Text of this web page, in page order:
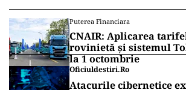
Puterea Financiara
CNAIR: Aplicarea
rovinietă și sistemul
la 1 octombrie
Oficiuldestiri.ro
Atacurile cibernetice